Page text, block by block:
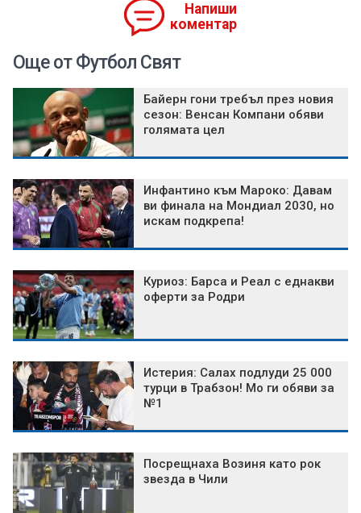
Напиши
коментар
Още от Футбол Свят
Байерн гони требъл през новия
сезон: Венсан Компани обяви
голямата цел
Инфантино към Мароко: Давам
ви финала на Мондиал 2030, но
искам подкрепа!
Куриоз: Барса и Реал с еднакви
оферти за Родри
Истерия: Салах подлуди 25 000
турци в Трабзон! Мо ги обяви за
№1
Посрещнаха Возиня като рок
звезда в Чили